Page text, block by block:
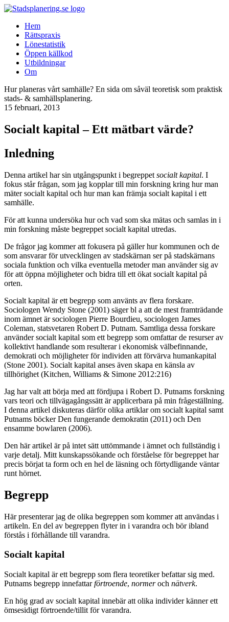
Hem
Rättspraxis
Lönestatistik
Öppen källkod
Utbildningar
Om
Hur planeras vårt samhälle? En sida om såväl teoretisk som praktisk
stads- & samhällsplanering.
15 februari, 2013
Socialt kapital – Ett mätbart värde?
Inledning
Denna artikel har sin utgångspunkt i begreppet socialt kapital. I
fokus står frågan, som jag kopplar till min forskning kring hur man
mäter socialt kapital och hur man kan främja socialt kapital i ett
samhälle.
För att kunna undersöka hur och vad som ska mätas och samlas in i
min forskning måste begreppet socialt kapital utredas.
De frågor jag kommer att fokusera på gäller hur kommunen och de
som ansvarar för utvecklingen av stadskärnan ser på stadskärnans
sociala funktion och vilka eventuella metoder man använder sig av
för att öppna möjligheter och bidra till ett ökat socialt kapital på
orten.
Socialt kapital är ett begrepp som använts av flera forskare.
Sociologen Wendy Stone (2001) säger bl a att de mest framträdande
inom ämnet är sociologen Pierre Bourdieu, sociologen James
Coleman, statsvetaren Robert D. Putnam. Samtliga dessa forskare
använder socialt kapital som ett begrepp som omfattar de resurser av
kollektivt handlande som resulterar i ekonomisk välbefinnande,
demokrati och möjligheter för individen att förvärva humankapital
(Stone 2001). Socialt kapital anses även skapa en känsla av
tillhörighet (Kitchen, Williams & Simone 2012:216)
Jag har valt att börja med att fördjupa i Robert D. Putnams forskning
vars teori och tillvägagångssätt är applicerbara på min frågeställning.
I denna artikel diskuteras därför olika artiklar om socialt kapital samt
Putnams böcker Den fungerande demokratin (2011) och Den
ensamme bowlaren (2006).
Den här artikel är på intet sätt uttömmande i ämnet och fullständig i
varje detalj. Mitt kunskapssökande och förståelse för begreppet har
precis börjat ta form och en hel de läsning och förtydligande väntar
runt hörnet.
Begrepp
Här presenterar jag de olika begreppen som kommer att användas i
artikeln. En del av begreppen flyter in i varandra och bör ibland
förstås i förhållande till varandra.
Socialt kapital
Socialt kapital är ett begrepp som flera teoretiker befattar sig med.
Putnams begrepp innefattarförtroende, normeroch nätverk.
En hög grad av socialt kapital innebär att olika individer känner ett
ömsesidigt förtroende/tillit för varandra.